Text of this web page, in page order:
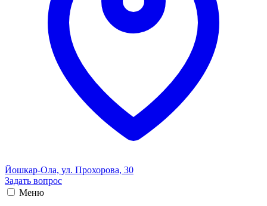
Йошкар-Ола, ул. Прохорова, 30
Задать вопрос
Меню